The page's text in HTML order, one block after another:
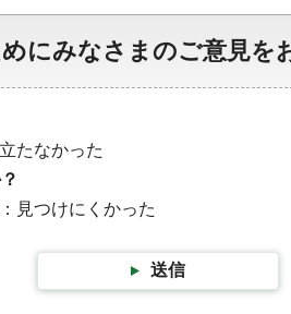
にみなさまのご意見を
たなかった
見つけにくかった
送信